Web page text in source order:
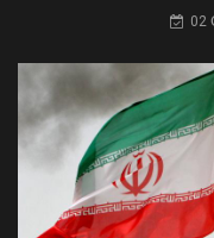
Ռուսաստանից
տարածքով
02